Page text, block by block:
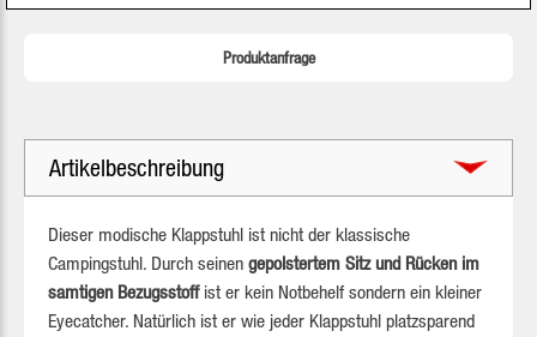
Produktanfrage
Artikelbeschreibung
Dieser modische Klappstuhl ist nicht der klassische
Campingstuhl. Durch seinen gepolstertem Sitz und Rücken im
samtigen Bezugsstoff ist er kein Notbehelf sondern ein kleiner
Eyecatcher. Natürlich ist er wie jeder Klappstuhl platzsparend